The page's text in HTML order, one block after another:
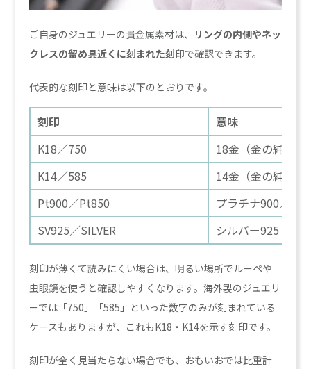
ご自身のジュエリーの貴金属素材は、 リングの内側やネッ
クレスの留め具近くに刻まれた刻印で確認できます。
代表的な刻印と意味は以下のとおりです。
刻印
意味
K18／750
18金（金の純度
K14／585
14金（金の純度
Pt900／Pt850
プラチナ900／850
SV925／SILVER
シルバー925
刻印が薄くて読みにくい場合は、明るい場所でルーペや
虫眼鏡を使うと確認しやすくなります。海外製のジュエリ
ーでは「750」「585」といった数字のみが刻まれている
ケースもありますが、これもK18・K14を示す刻印です。
刻印が全く見当たらない場合でも、おもいおでは比重計